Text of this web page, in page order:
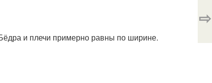
и плечи примерно равны по ширине.
⇨